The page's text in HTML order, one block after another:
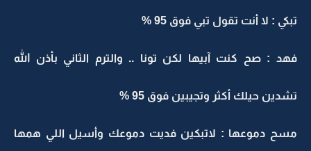
تبكي : لا أنت تقول تبي فوق 95 %
فهد : صح كنت آبيها لكن تونا .. والترم الثاني بأذن الله
تشدين حيلك أكثر وتجيبين فوق 95 %
مسح دموعها : لاتبكين فديت دموعك وأسيل اللي همها